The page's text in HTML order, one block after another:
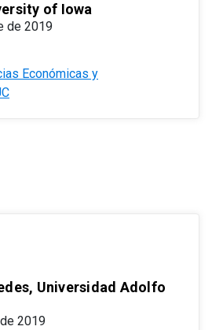
of Iowa
de 2019
Económicas y
Universidad Adolfo
2019